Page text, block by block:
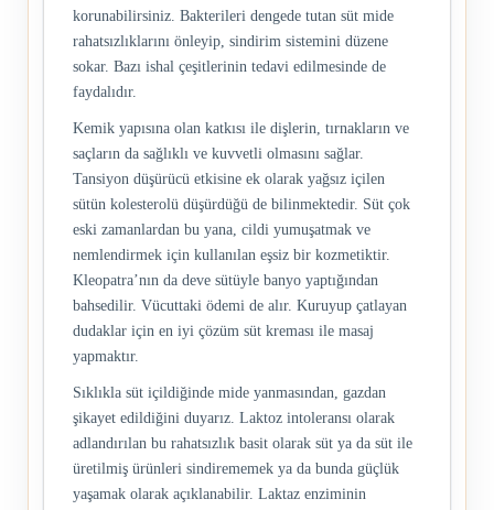
korunabilirsiniz. Bakterileri dengede tutan süt mide
rahatsızlıklarını önleyip, sindirim sistemini düzene
sokar. Bazı ishal çeşitlerinin tedavi edilmesinde de
faydalıdır.
Kemik yapısına olan katkısı ile dişlerin, tırnakların ve
saçların da sağlıklı ve kuvvetli olmasını sağlar.
Tansiyon düşürücü etkisine ek olarak yağsız içilen
sütün kolesterolü düşürdüğü de bilinmektedir. Süt çok
eski zamanlardan bu yana, cildi yumuşatmak ve
nemlendirmek için kullanılan eşsiz bir kozmetiktir.
Kleopatra’nın da deve sütüyle banyo yaptığından
bahsedilir. Vücuttaki ödemi de alır. Kuruyup çatlayan
dudaklar için en iyi çözüm süt kreması ile masaj
yapmaktır.
Sıklıkla süt içildiğinde mide yanmasından, gazdan
şikayet edildiğini duyarız. Laktoz intoleransı olarak
adlandırılan bu rahatsızlık basit olarak süt ya da süt ile
üretilmiş ürünleri sindirememek ya da bunda güçlük
yaşamak olarak açıklanabilir. Laktaz enziminin